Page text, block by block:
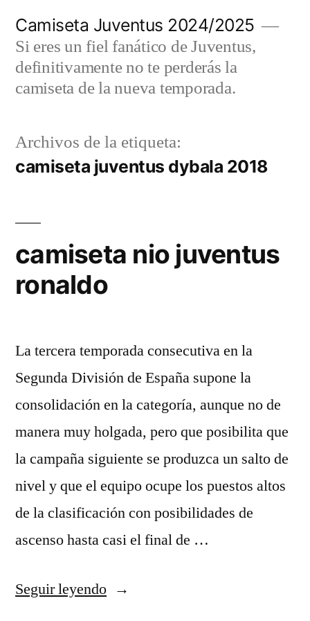
contenido
Camiseta Juventus 2024/2025
Si eres un fiel fanático de Juventus,
definitivamente no te perderás la
camiseta de la nueva temporada.
Archivos de la etiqueta:
camiseta juventus dybala 2018
camiseta nio juventus
ronaldo
La tercera temporada consecutiva en la
Segunda División de España supone la
consolidación en la categoría, aunque no de
manera muy holgada, pero que posibilita que
la campaña siguiente se produzca un salto de
nivel y que el equipo ocupe los puestos altos
de la clasificación con posibilidades de
ascenso hasta casi el final de …
Seguir leyendo«camiseta